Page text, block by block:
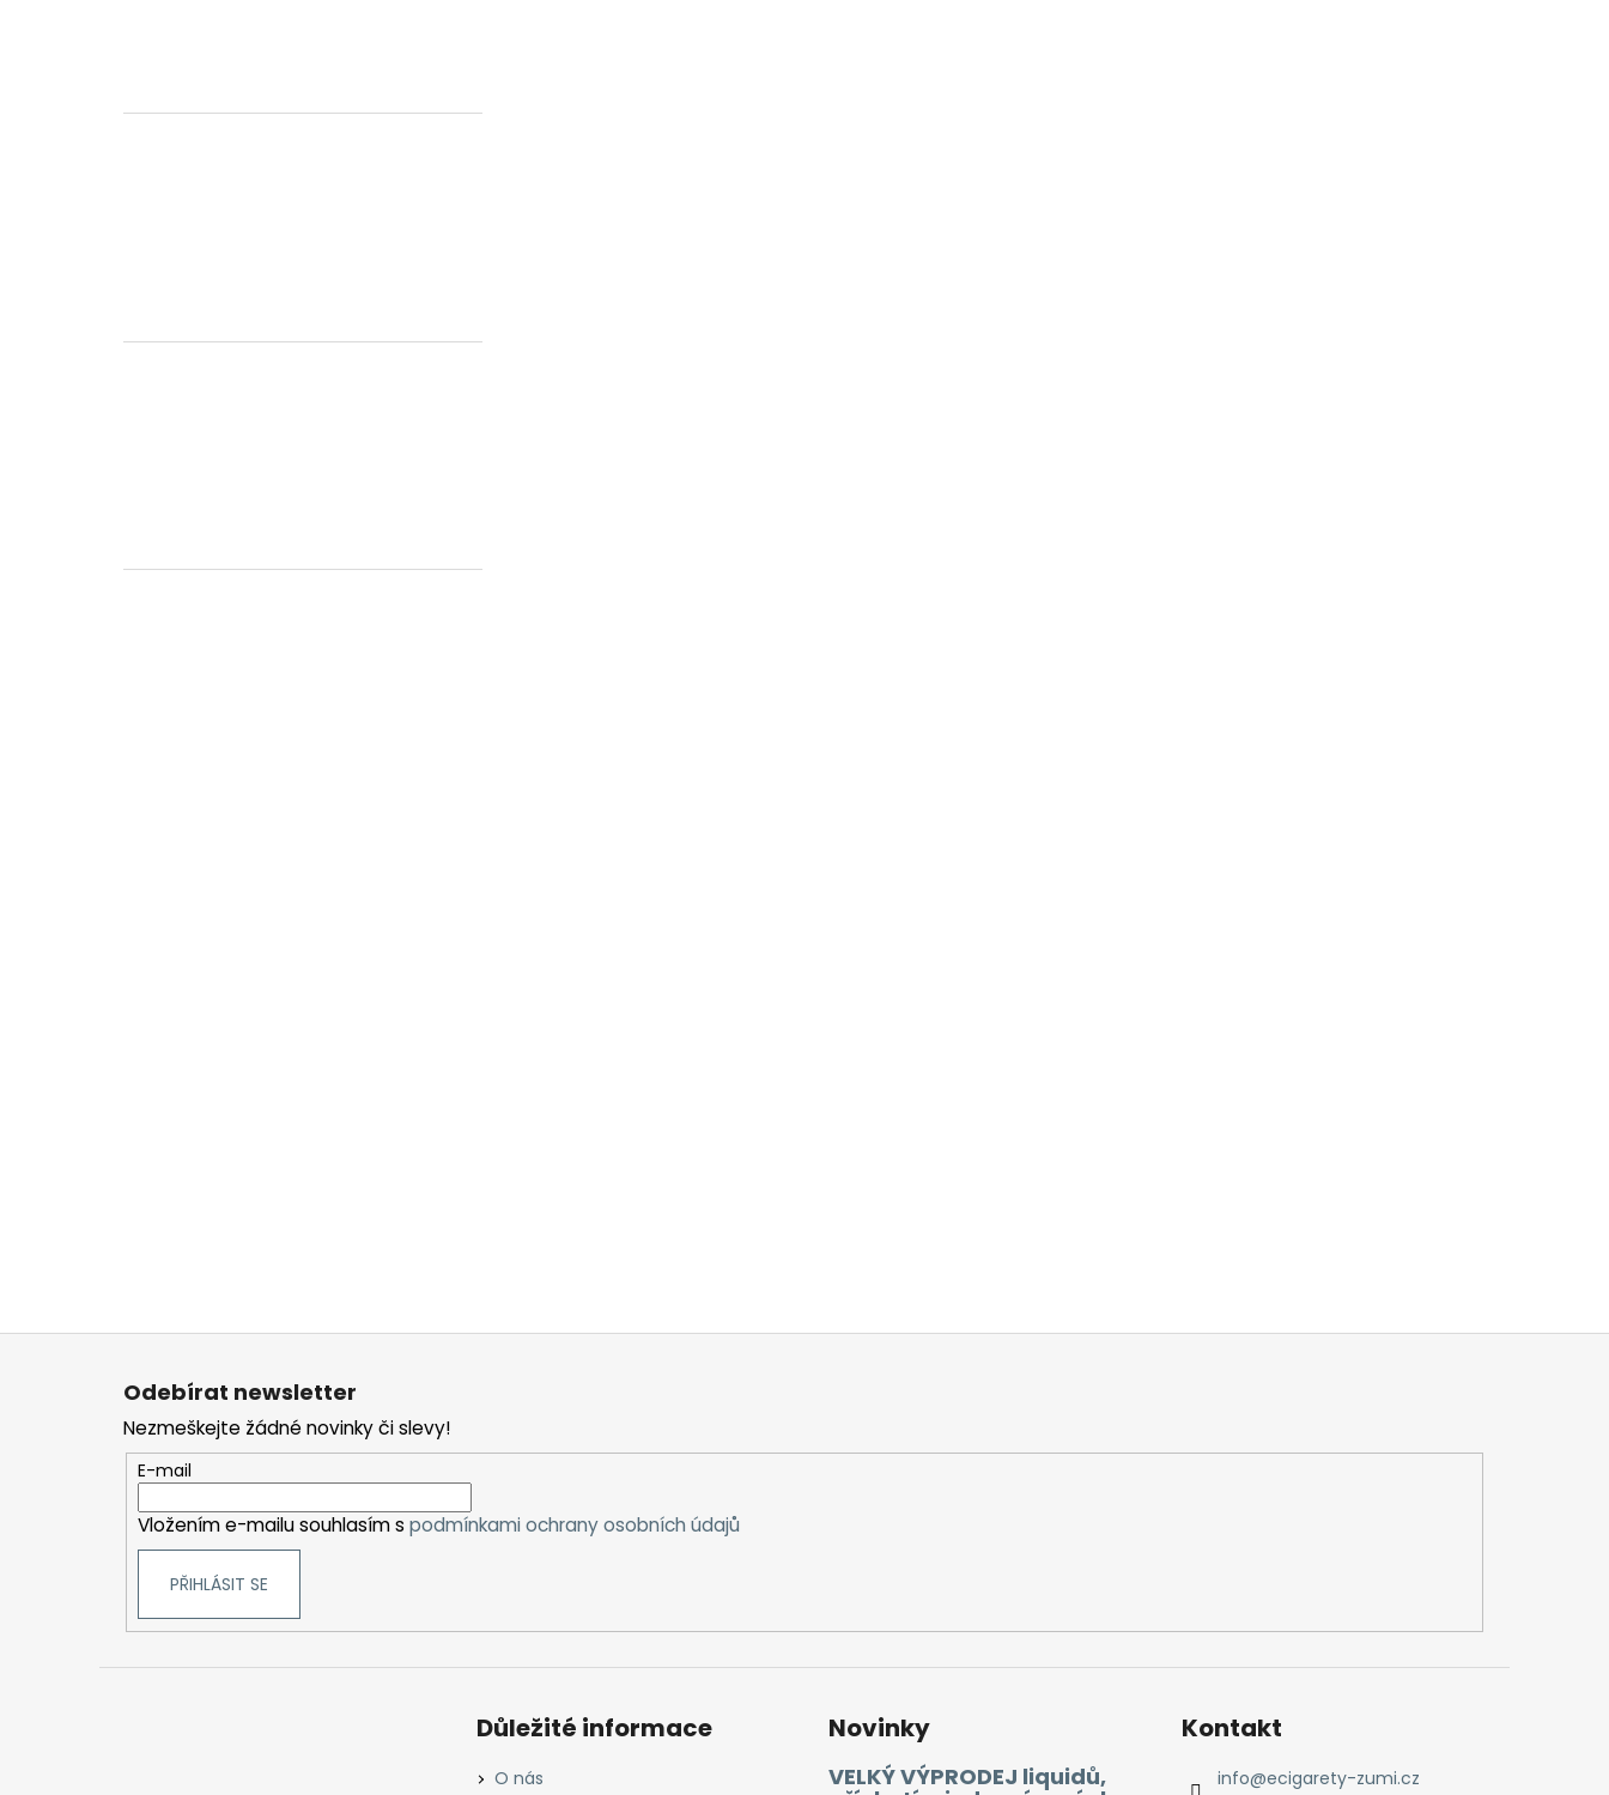
Odebírat newsletter
Nezmeškejte žádné novinky či slevy!
E-mail
Vložením e-mailu souhlasím s podmínkami ochrany osobních údajů
PŘIHLÁSIT SE
Důležité informace
O nás
Novinky
VELKÝ VÝPRODEJ liquidů,
Kontakt
info@ecigarety-zumi.cz